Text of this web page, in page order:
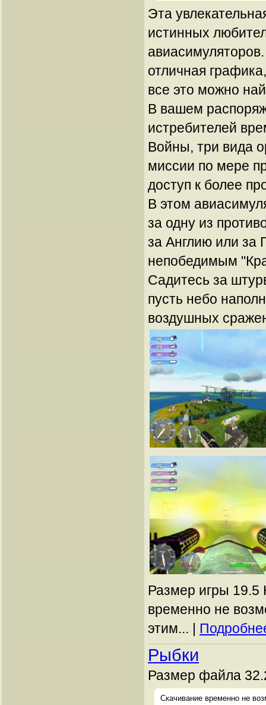
Эта
истинных
отличная
все это можно
В вашем
истребителей
Войны, три вида
миссии по мере
доступ к более
В этом
за одну из
за Англию или за
непобедимым
Садитесь за
пусть небо
воздушных
Размер игры 19.5
временно не
этим... |
Рыбки
Размер файла
Скачивание временно не